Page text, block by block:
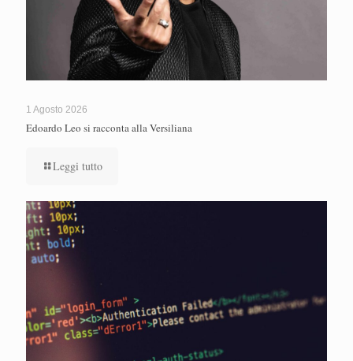
1 Agosto 2026
Edoardo Leo si racconta alla Versiliana
Leggi tutto